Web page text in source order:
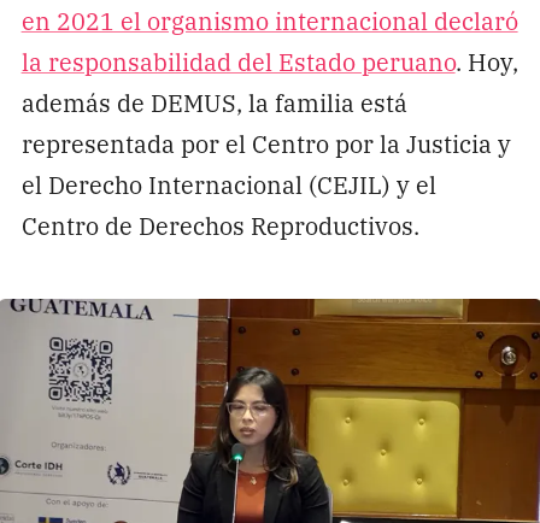
en 2021 el organismo internacional declaró
la responsabilidad del Estado peruano. Hoy,
además de DEMUS, la familia está
representada por el Centro por la Justicia y
el Derecho Internacional (CEJIL) y el
Centro de Derechos Reproductivos.